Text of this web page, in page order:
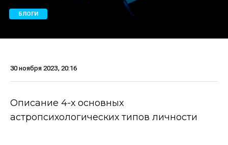
БЛОГИ
30 ноября 2023, 20:16
Описание 4-х основных
астропсихологических типов личности